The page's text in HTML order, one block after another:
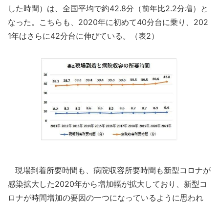
した時間）は、全国平均で約42.8分（前年比2.2分増）と
なった。こちらも、2020年に初めて40分台に乗り、202
1年はさらに42分台に伸びている。（表2）
現場到着所要時間も、病院収容所要時間も新型コロナが
感染拡大した2020年から増加幅が拡大しており、新型コ
ロナが時間増加の要因の一つになっているように思われ